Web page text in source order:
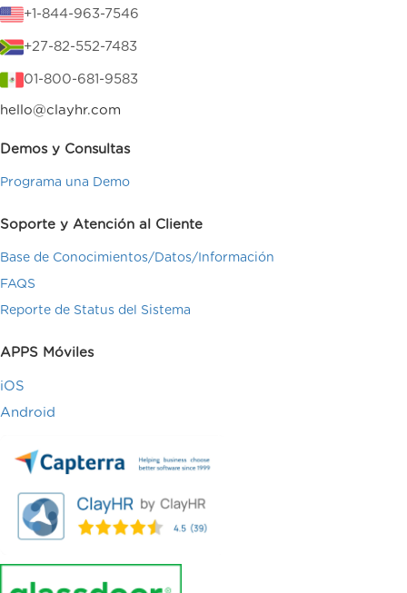
+1-844-963-7546
+27-82-552-7483
01-800-681-9583
hello@clayhr.com
Demos y Consultas
Programa una Demo
Soporte y Atención al Cliente
Base de Conocimientos/Datos/Información
FAQS
Reporte de Status del Sistema
APPS Móviles
iOS
Android